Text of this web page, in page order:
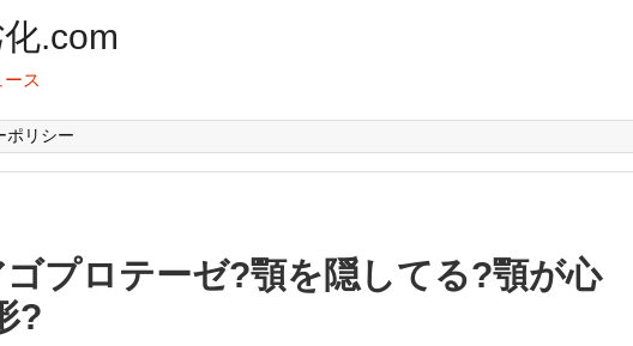
.com
ス
ポリシー
プロテーゼ?顎を隠してる?顎が心
?